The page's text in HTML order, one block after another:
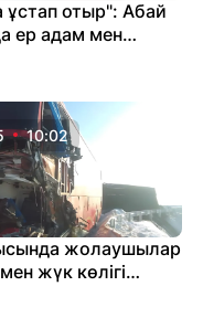
ұстап отыр": Абай
ер адам мен
10:02
жолаушылар
жүк көлігі